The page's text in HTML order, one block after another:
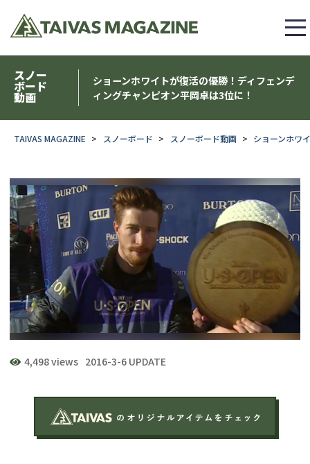
スノー
ボード
動画
ショーンホワイトが復活の優勝！ディフェンデ
ィングチャンピオン平岡卓は3位に！
TAIVAS MAGAZINE スノーボード スノーボード動画 ショーンホワ
4,498 views 2016-3-6 UPDATE